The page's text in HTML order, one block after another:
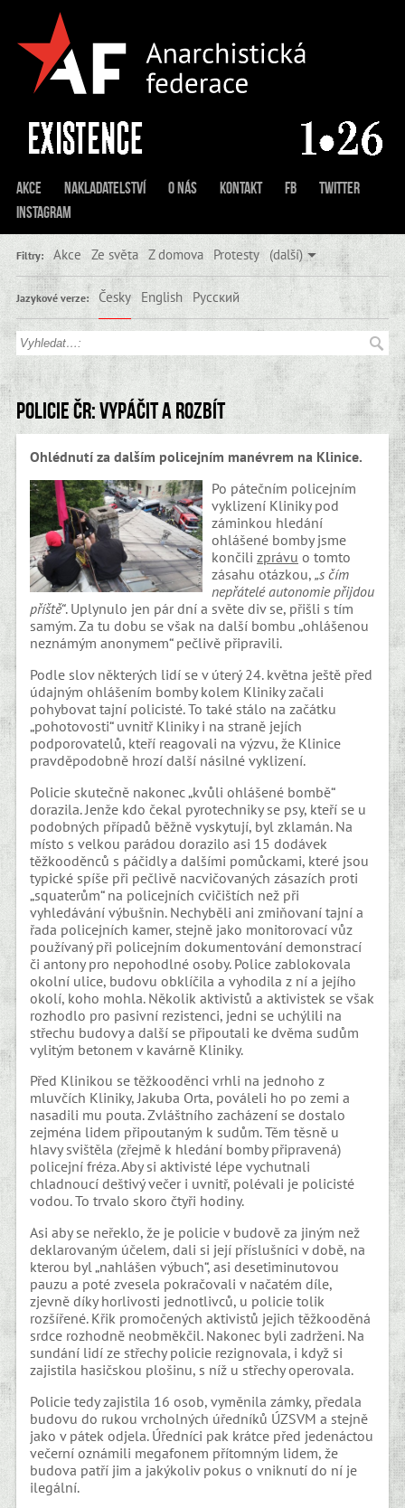
Akce Nakladatelství O nás Kontakt FB
Twitter
Instagram
Filtry: Akce Ze světa Z domova Protesty (další)
Jazykové verze: Česky English Русский
Policie ČR: Vypáčit a rozbít
Ohlédnutí za dalším policejním manévrem na Klinice.
Po pátečním policejním
vyklizení Kliniky pod
záminkou hledání
ohlášené bomby jsme
končili zprávu o tomto
zásahu otázkou, „s čím
nepřátelé autonomie přijdou
příště“. Uplynulo jen pár dní a světe div se, přišli s tím
samým. Za tu dobu se však na další bombu „ohlášenou
neznámým anonymem“ pečlivě připravili.
Podle slov některých lidí se v úterý 24. května ještě před
údajným ohlášením bomby kolem Kliniky začali
pohybovat tajní policisté. To také stálo na začátku
„pohotovosti“ uvnitř Kliniky i na straně jejích
podporovatelů, kteří reagovali na výzvu, že Klinice
pravděpodobně hrozí další násilné vyklizení.
Policie skutečně nakonec „kvůli ohlášené bombě“
dorazila. Jenže kdo čekal pyrotechniky se psy, kteří se u
podobných případů běžně vyskytují, byl zklamán. Na
místo s velkou parádou dorazilo asi 15 dodávek
těžkooděnců s páčidly a dalšími pomůckami, které jsou
typické spíše při pečlivě nacvičovaných zásazích proti
„squaterům“ na policejních cvičištích než při
vyhledávání výbušnin. Nechyběli ani zmiňovaní tajní a
řada policejních kamer, stejně jako monitorovací vůz
používaný při policejním dokumentování demonstrací
či antony pro nepohodlné osoby. Police zablokovala
okolní ulice, budovu obklíčila a vyhodila z ní a jejího
okolí, koho mohla. Několik aktivistů a aktivistek se však
rozhodlo pro pasivní rezistenci, jedni se uchýlili na
střechu budovy a další se připoutali ke dvěma sudům
vylitým betonem v kavárně Kliniky.
Před Klinikou se těžkooděnci vrhli na jednoho z
mluvčích Kliniky, Jakuba Orta, pováleli ho po zemi a
nasadili mu pouta. Zvláštního zacházení se dostalo
zejména lidem připoutaným k sudům. Těm těsně u
hlavy svištěla (zřejmě k hledání bomby připravená)
policejní fréza. Aby si aktivisté lépe vychutnali
chladnoucí deštivý večer i uvnitř, polévali je policisté
vodou. To trvalo skoro čtyři hodiny.
Asi aby se neřeklo, že je policie v budově za jiným než
deklarovaným účelem, dali si její příslušníci v době, na
kterou byl „nahlášen výbuch“, asi desetiminutovou
pauzu a poté zvesela pokračovali v načatém díle,
zjevně díky horlivosti jednotlivců, u policie tolik
rozšířené. Křik promočených aktivistů jejich těžkooděná
srdce rozhodně neobměkčil. Nakonec byli zadrženi. Na
sundání lidí ze střechy policie rezignovala, i když si
zajistila hasičskou plošinu, s níž u střechy operovala.
Policie tedy zajistila 16 osob, vyměnila zámky, předala
budovu do rukou vrcholných úředníků ÚZSVM a stejně
jako v pátek odjela. Úředníci pak krátce před jedenáctou
večerní oznámili megafonem přítomným lidem, že
budova patří jim a jakýkoliv pokus o vniknutí do ní je
ilegální.